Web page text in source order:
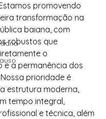
promovendo
transformação na
baiana, com
robustos que
o
e a permanência dos
prioridade é
estrutura moderna,
tempo integral,
e técnica, além